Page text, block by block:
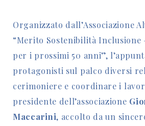
Organizzato dall’Associazione
“Merito Sostenibilità Inclusione
per i prossimi 50 anni”,
protagonisti sul palco diversi
cerimoniere e coordinare i
presidente dell’associazione
Maccarini, accolto da un